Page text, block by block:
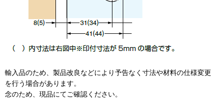
輸入品のため、製品改良などにより予告なく寸法や材料の仕様変更
を行う場合があります。
念のため、現品にてご確認ください。